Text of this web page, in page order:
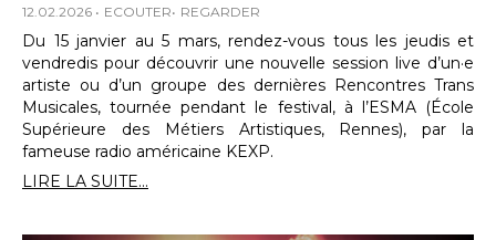
12.02.2026 ECOUTER REGARDER
Du 15 janvier au 5 mars, rendez-vous tous les jeudis et
vendredis pour découvrir une nouvelle session live d’un·e
artiste ou d’un groupe des dernières Rencontres Trans
Musicales, tournée pendant le festival, à l’ESMA (École
Supérieure des Métiers Artistiques, Rennes), par la
fameuse radio américaine KEXP.
LIRE LA SUITE...